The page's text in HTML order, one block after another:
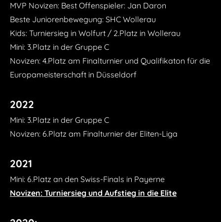
MVP Novizen: Best Offenspieler: Jan Daron
Beste Juniorenbewegung: SHC Wollerau
Kids: Turniersieg in Wolfurt / 2.Platz in Wollerau
Mini: 3.Platz in der Gruppe C
Novizen: 4.Platz am Finalturnier und Qualifikaton für die
Europameisterschaft in Düsseldorf
2022
Mini: 3.Platz in der Gruppe C
Novizen: 6.Platz am Finalturnier der Eliten-Liga
2021
Mini: 6.Platz an den Swiss-Finals in Payerne
Novizen: Turniersieg und Aufstieg in die Elite